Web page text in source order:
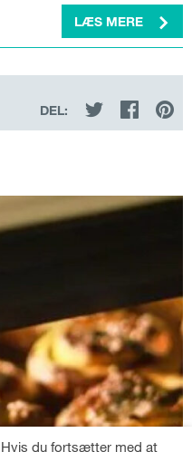
LÆS MERE
DEL:
du fortsætter med at